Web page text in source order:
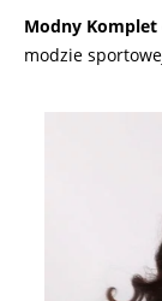
Modny
modzie